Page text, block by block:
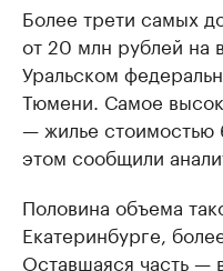
Более трети самых
от 20 млн рублей на
Уральском
Тюмени. Самое
— жилье
этом сообщили
Половина объема
Екатеринбурге,
Оставшаяся часть —